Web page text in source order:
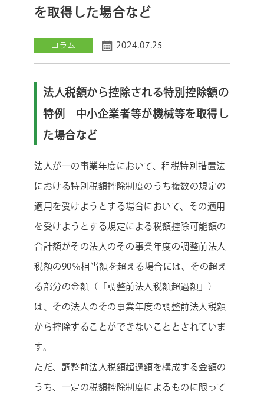
を取得した場合など
コラム 2024.07.25
法人税額から控除される特別控除額の
特例 中小企業者等が機械等を取得し
た場合など
法人が一の事業年度において、租税特別措置法
における特別税額控除制度のうち複数の規定の
適用を受けようとする場合において、その適用
を受けようとする規定による税額控除可能額の
合計額がその法人のその事業年度の調整前法人
税額の90％相当額を超える場合には、その超え
る部分の金額（「調整前法人税額超過額」）
は、その法人のその事業年度の調整前法人税額
から控除することができないこととされていま
す。
ただ、調整前法人税額超過額を構成する金額の
うち、一定の税額控除制度によるものに限って